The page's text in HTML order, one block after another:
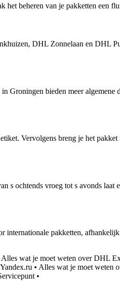
het beheren van je pakketten een
DHL Zonnelaan en DHL
bieden meer algemene
Vervolgens breng je het
s ochtends vroeg tot s avonds laat
pakketten,
wat je moet weten over DHL
• Alles wat je moet weten
•